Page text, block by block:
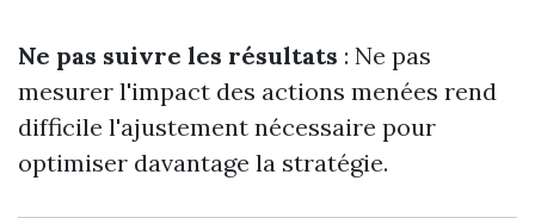
Ne pas suivre les résultats : Ne pas
mesurer l'impact des actions menées rend
difficile l'ajustement nécessaire pour
optimiser davantage la stratégie.